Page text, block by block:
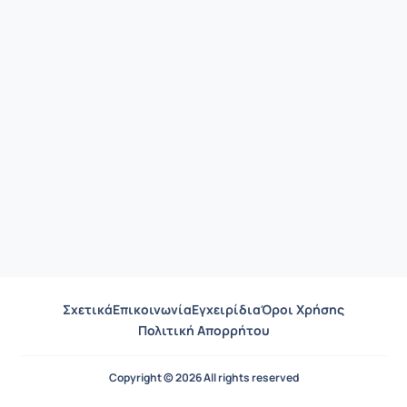
ΣχετικάΕπικοινωνίαΕγχειρίδιαΌροι Χρήσης
Πολιτική Απορρήτου
Copyright © 2026 All rights reserved